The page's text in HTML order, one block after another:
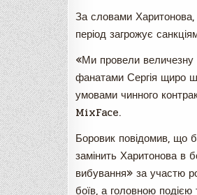
За словами Харитонова,
період загрожує
«Ми провели величезну
фанатами Сергія щиро
умовами чинного
MixFace.
Боровик повідомив, що
замінить Харитонова в
вибування» за участю
боїв, а головною подією